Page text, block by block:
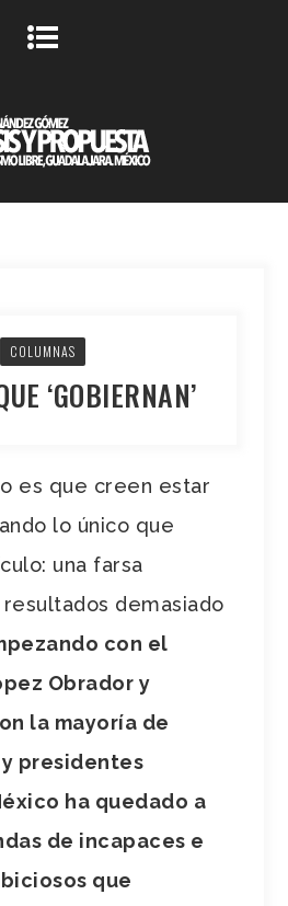
COLUMNAS
‘GOBIERNAN’
es que creen estar
lo único que
una farsa
demasiado
con el
Obrador y
la mayoría de
presidentes
ha quedado a
de incapaces e
que